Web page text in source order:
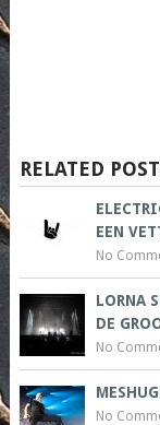
RELATED
EEN
No
LORNA
DE
No
No